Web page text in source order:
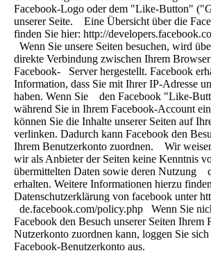
Facebook-Logo oder dem "Like-Button"
unserer Seite. Eine Übersicht über die
finden Sie hier: http://
Wenn Sie unsere Seiten besuchen, wird
direkte Verbindung zwischen Ihrem
Facebook- Server hergestellt. Facebook
Information, dass Sie mit Ihrer IP-Adresse
haben. Wenn Sie den Facebook "Like-
während Sie in Ihrem Facebook-Account
können Sie die Inhalte unserer Seiten auf
verlinken. Dadurch kann Facebook den
Ihrem Benutzerkonto zuordnen. Wir
wir als Anbieter der Seiten keine Kenntnis
übermittelten Daten sowie deren Nutzung
erhalten. Weitere Informationen hierzu
Datenschutzerklärung von facebook unter
de.facebook.com/policy.php Wenn Sie
Facebook den Besuch unserer Seiten Ihrem
Nutzerkonto zuordnen kann, loggen Sie
Facebook-Benutzerkonto aus.